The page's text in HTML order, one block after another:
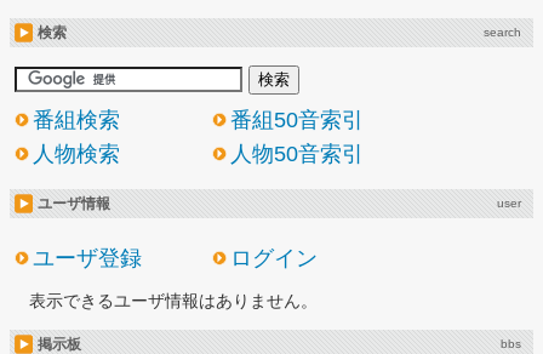
検索 search
番組検索
番組50音索引
人物検索
人物50音索引
ユーザ情報 user
ユーザ登録 ログイン
表示できるユーザ情報はありません。
掲示板 bbs